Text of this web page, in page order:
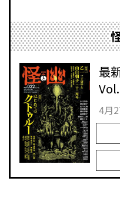
最
4月